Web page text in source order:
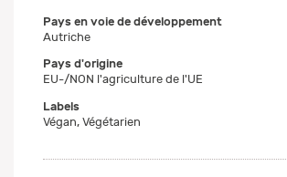
Pays en voie de développement
Autriche
Pays d'origine
EU-/NON l'agriculture de l'UE
Labels
Végan, Végétarien